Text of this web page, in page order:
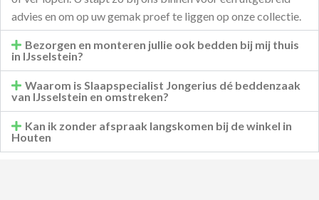
advies en om op uw gemak proef te liggen op onze collectie.
Bezorgen en monteren jullie ook bedden bij mij thuis
in IJsselstein?
Waarom is Slaapspecialist Jongerius dé beddenzaak
van IJsselstein en omstreken?
Kan ik zonder afspraak langskomen bij de winkel in
Houten